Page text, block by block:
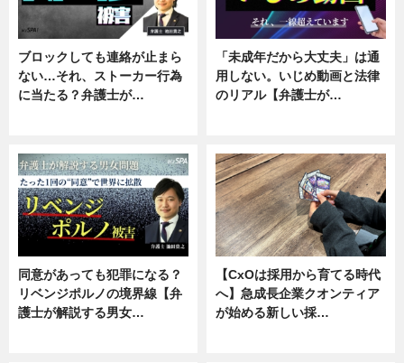
ブロックしても連絡が止まら
ない…それ、ストーカー行為
に当たる？弁護士が…
「未成年だから大丈夫」は通
用しない。いじめ動画と法律
のリアル【弁護士が…
同意があっても犯罪になる？
リベンジポルノの境界線【弁
護士が解説する男女…
【CxOは採用から育てる時代
へ】急成長企業クオンティア
が始める新しい採…